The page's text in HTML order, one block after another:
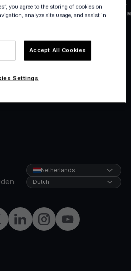
LinkedInInstagramYouTube
Netherlands
Dutch
you agree to the storing of cookies on
analyze site usage, and assist in
Accept All Cookies
Settings